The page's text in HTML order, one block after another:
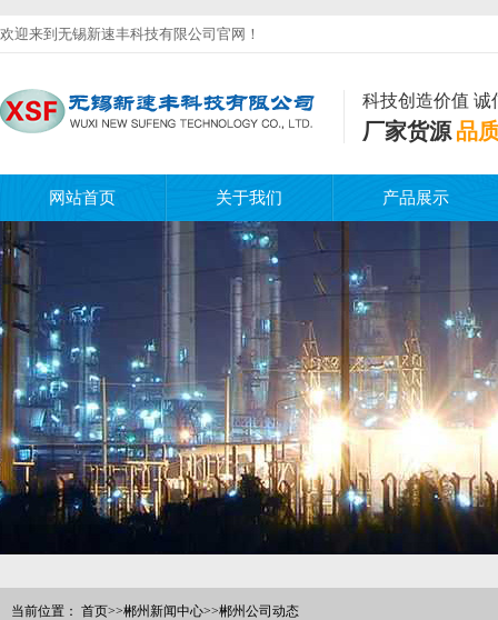
欢迎来到无锡新速丰科技有限公司官网！
科技创造价值 诚
厂家货源 品
网站首页 关于我们 产品展示
当前位置： 首页>>郴州新闻中心>>郴州公司动态